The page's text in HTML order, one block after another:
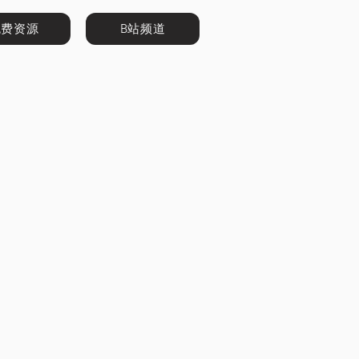
资源 B站频道